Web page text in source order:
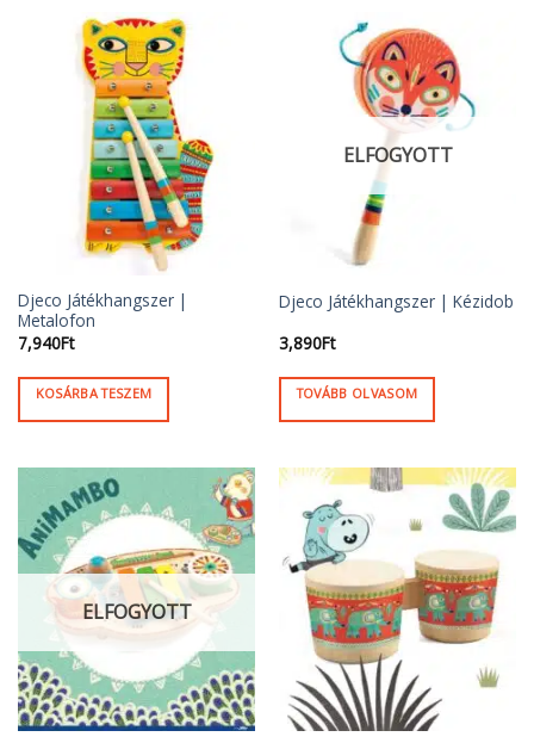
Djeco Játékhangszer |
Metalofon
7,940Ft
KOSÁRBA TESZEM
ELFOGYOTT
Djeco Játékhangszer | Kézidob
3,890Ft
TOVÁBB OLVASOM
ELFOGYOTT